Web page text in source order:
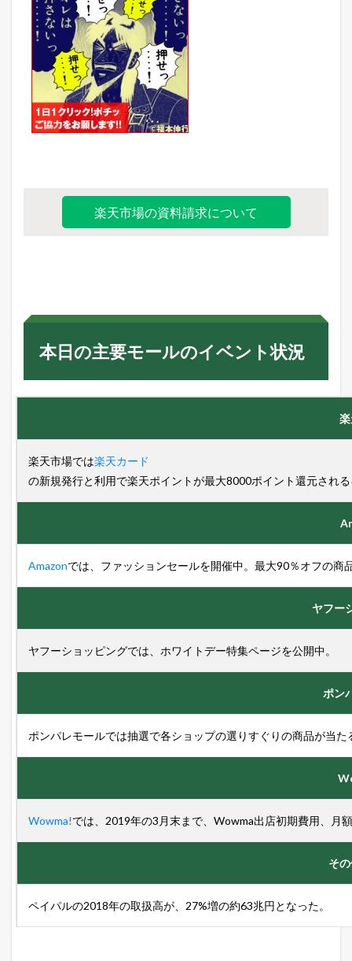
楽天市場の資料請求について
本日の主要モールのイベント状況
楽天市場では楽天カード
の新規発行と利用で楽天ポイントが最大8000ポイント還元され
Amazonでは、ファッションセールを開催中。最大90％オフの商
ヤフー
ヤフーショッピングでは、ホワイトデー特集ページを公開中。
ポン
ポンパレモールでは抽選で各ショップの選りすぐりの商品が当
Wowma!では、2019年の3月末まで、Wowma出店初期費用、月
そ
ペイパルの2018年の取扱高が、27%増の約63兆円となった。